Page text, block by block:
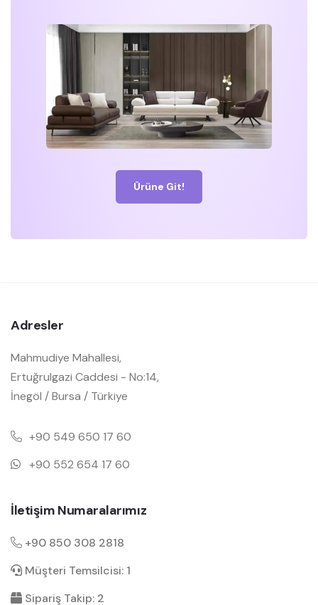
Ürüne Git!
Adresler
Mahmudiye Mahallesi,
Ertuğrulgazi Caddesi - No:14,
İnegöl / Bursa / Türkiye
+90 549 650 17 60
+90 552 654 17 60
İletişim Numaralarımız
+90 850 308 2818
Müşteri Temsilcisi: 1
Sipariş Takip: 2